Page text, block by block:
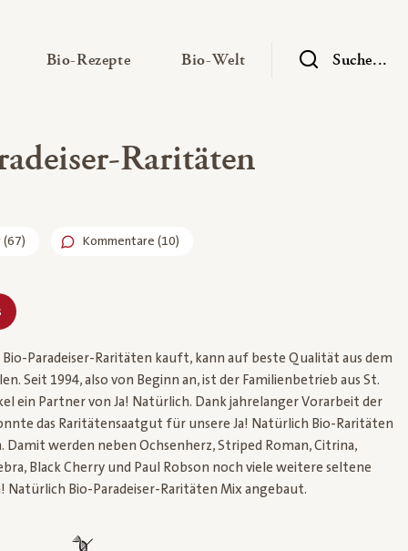
Untermenü ausklappen
Bio-Rezepte— Untermenü ausklappen
Bio-Welt — UntermenüSuche...
Raritäten
(67) Kommentare (10)
Paradeiser-Raritäten kauft, kann auf beste Qualität aus dem
Seit 1994, also von Beginn an, ist der Familienbetrieb aus St.
ein Partner von Ja! Natürlich. Dank jahrelanger Vorarbeit der
das Raritätensaatgut für unsere Ja! Natürlich Bio-Raritäten
werden neben Ochsenherz, Striped Roman, Citrina,
Black Cherry und Paul Robson noch viele weitere seltene
Natürlich Bio-Paradeiser-Raritäten Mix angebaut.